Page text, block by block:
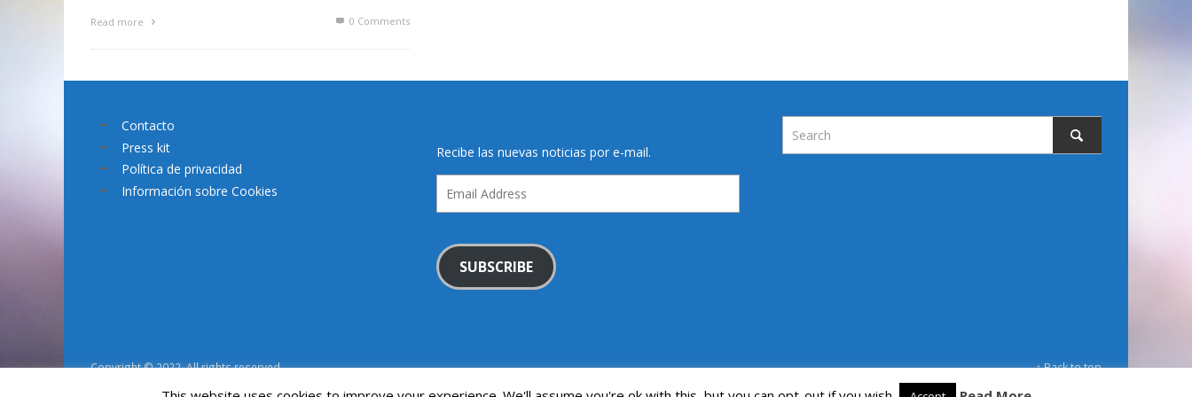
Read more 0 Comments
Contacto
Press kit
Política de privacidad
Información sobre Cookies
Recibe las nuevas noticias por e-mail.
Address
SUBSCRIBE
Copyright © 2022. All rights reserved. ↑ Back to top